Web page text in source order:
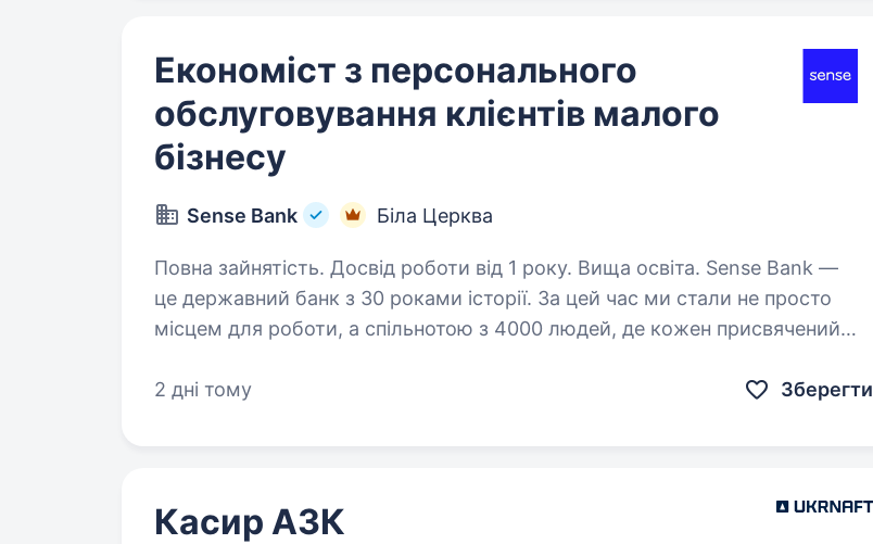
Економіст з персонального
обслуговування клієнтів малого
бізнесу
Sense Bank Біла Церква
Повна зайнятість. Досвід роботи від 1 року. Вища освіта. Sense Bank —
це державний банк з 30 роками історії. За цей час ми стали не просто
місцем для роботи, а спільнотою з 4000 людей, де кожен присвячений
2 дні тому
Зберегти
Касир АЗК